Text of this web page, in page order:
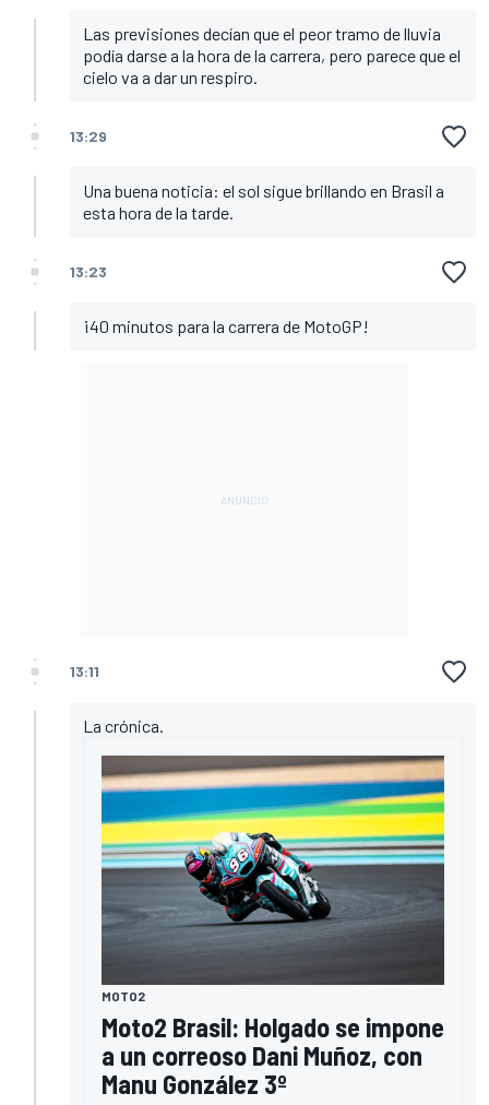
Las previsiones decían que el peor tramo de lluvia
podía darse a la hora de la carrera, pero parece que el
cielo va a dar un respiro.
13:29
Una buena noticia: el sol sigue brillando en Brasil a
esta hora de la tarde.
13:23
¡40 minutos para la carrera de MotoGP!
13:11
La crónica.
MOTO2
Moto2 Brasil: Holgado se impone
a un correoso Dani Muñoz, con
Manu González 3º